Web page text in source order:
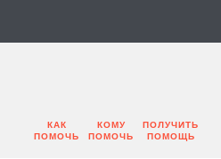
КАК
ПОМОЧЬ
КОМУ
ПОМОЧЬ
ПОЛУЧИТЬ
ПОМОЩЬ